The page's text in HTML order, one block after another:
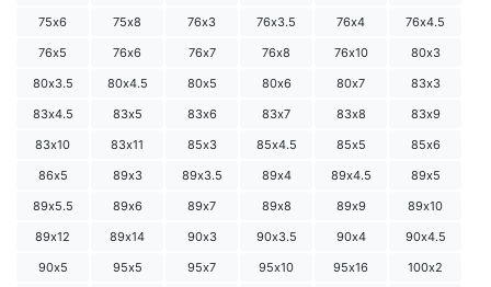
75х6
75х8 76х3 76х3.5 76х4
76х4.5
76х5
76х6 76х7 76х8 76х10
80х3
80х3.5
80х4.5 80х5 80х6 80х7
83х3
83х4.5
83х5 83х6 83х7 83х8
83х9
83х10
83х11 85х3 85х4.5 85х5
85х6
86х5
89х3 89х3.5 89х4 89х4.5
89х5
89х5.5
89х6 89х7 89х8 89х9
89х10
89х12
89х14 90х3 90х3.5 90х4
90х4.5
90х5
95х5 95х7 95х10 95х16
100х2